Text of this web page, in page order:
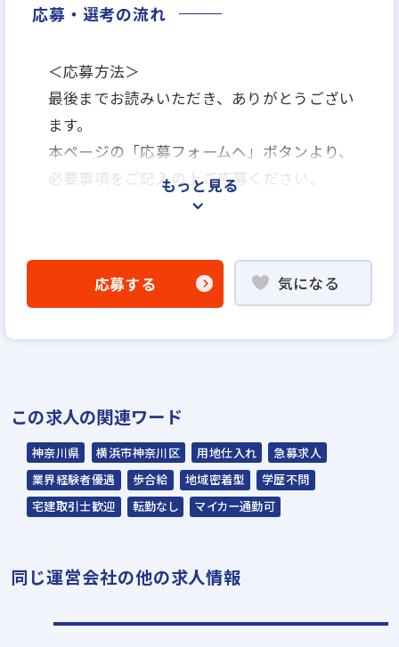
応募・選考の流れ
＜応募方法＞
最後までお読みいただき、ありがとうござい
ます。
本ページの「応募フォームヘ」ボタンより、
必要事項をご記入の上ご応募ください。
「応募フォームへ」よりエントリー
書類選考
▼
内定
※入社時期は相談に応じます。
もっと見る
応募する 気になる
この求人の関連ワード
神奈川県 横浜市神奈川区 用地仕入れ
急募求人
業界経験者優遇
歩合給 地域密着型
学歴不問
宅建取引士歓迎
転勤なし マイカー通勤可
同じ運営会社の他の求人情報